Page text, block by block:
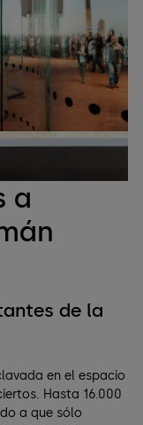
a
de la
en el espacio
Hasta 16.000
a que sólo